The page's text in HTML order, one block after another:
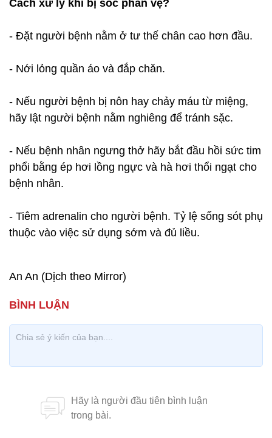
Cách xử lý khi bị sốc phản vệ?
- Đặt người bệnh nằm ở tư thế chân cao hơn đầu.
- Nới lỏng quần áo và đắp chăn.
- Nếu người bệnh bị nôn hay chảy máu từ miệng,
hãy lật người bệnh nằm nghiêng để tránh sặc.
- Nếu bệnh nhân ngưng thở hãy bắt đầu hồi sức tim
phổi bằng ép hơi lồng ngực và hà hơi thổi ngạt cho
bệnh nhân.
- Tiêm adrenalin cho người bệnh. Tỷ lệ sống sót phụ
thuộc vào việc sử dụng sớm và đủ liều.
An An (Dịch theo Mirror)